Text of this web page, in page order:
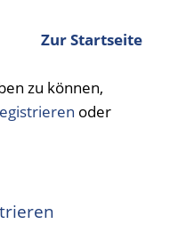
Zur Startseite
zu können,
oder